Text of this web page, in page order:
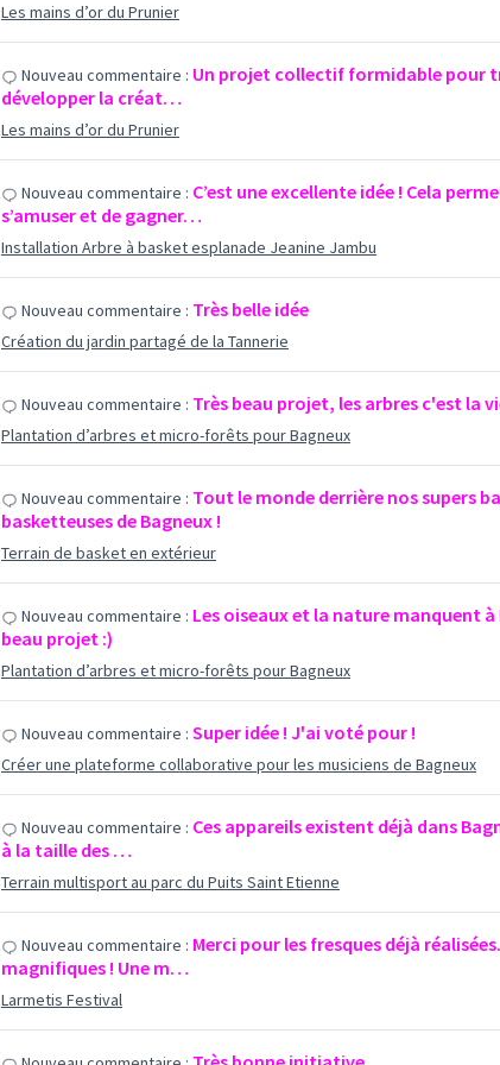
Les mains d’or du Prunier
Nouveau commentaire : Un projet collectif formidable pour
développer la créat…
Les mains d’or du Prunier
Nouveau commentaire : C’est une excellente idée ! Cela
s’amuser et de gagner…
Installation Arbre à basket esplanade Jeanine Jambu
Nouveau commentaire : Très belle idée
Création du jardin partagé de la Tannerie
Nouveau commentaire : Très beau projet, les arbres c'est la
Plantation d’arbres et micro-forêts pour Bagneux
Nouveau commentaire : Tout le monde derrière nos supers
basketteuses de Bagneux !
Terrain de basket en extérieur
Nouveau commentaire : Les oiseaux et la nature manquent
beau projet :)
Plantation d’arbres et micro-forêts pour Bagneux
Nouveau commentaire : Super idée ! J'ai voté pour !
Créer une plateforme collaborative pour les musiciens de Bagneux
Nouveau commentaire : Ces appareils existent déjà dans
à la taille des …
Terrain multisport au parc du Puits Saint Etienne
Nouveau commentaire : Merci pour les fresques déjà
magnifiques ! Une m…
Larmetis Festival